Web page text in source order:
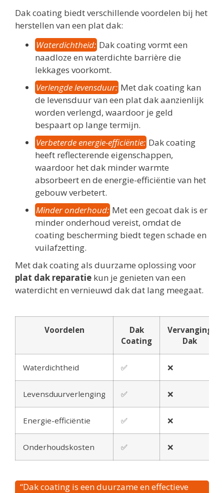
Dak coating biedt verschillende voordelen bij het
herstellen van een plat dak:
Waterdichtheid: Dak coating vormt een
naadloze en waterdichte barrière die
lekkages voorkomt.
Verlengde levensduur: Met dak coating kan
de levensduur van een plat dak aanzienlijk
worden verlengd, waardoor je geld
bespaart op lange termijn.
Verbeterde energie-efficiëntie: Dak coating
heeft reflecterende eigenschappen,
waardoor het dak minder warmte
absorbeert en de energie-efficiëntie van het
gebouw verbetert.
Minder onderhoud: Met een gecoat dak is er
minder onderhoud vereist, omdat de
coating bescherming biedt tegen schade en
vuilafzetting.
Met dak coating als duurzame oplossing voor
plat dak reparatie kun je genieten van een
waterdicht en vernieuwd dak dat lang meegaat.
Voordelen
Dak
Coating
Vervanging
Dak
Waterdichtheid ✅ ❌
Levensduurverlenging ✅ ❌
Energie-efficiëntie ✅ ❌
Onderhoudskosten ✅ ❌
“Dak coating is een duurzame en effectieve